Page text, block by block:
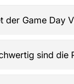
der Game Day
Retro-Trikots,
sind die